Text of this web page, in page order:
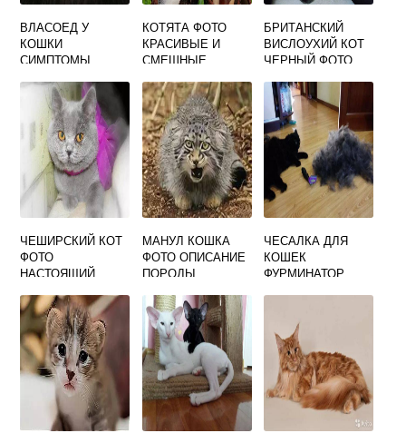
ВЛАСОЕД У
КОШКИ
СИМПТОМЫ
КОТЯТА ФОТО
КРАСИВЫЕ И
СМЕШНЫЕ
БРИТАНСКИЙ
ВИСЛОУХИЙ КОТ
ЧЕРНЫЙ ФОТО
ЧЕШИРСКИЙ КОТ
ФОТО
НАСТОЯЩИЙ
МАНУЛ КОШКА
ФОТО ОПИСАНИЕ
ПОРОДЫ
ЧЕСАЛКА ДЛЯ
КОШЕК
ФУРМИНАТОР